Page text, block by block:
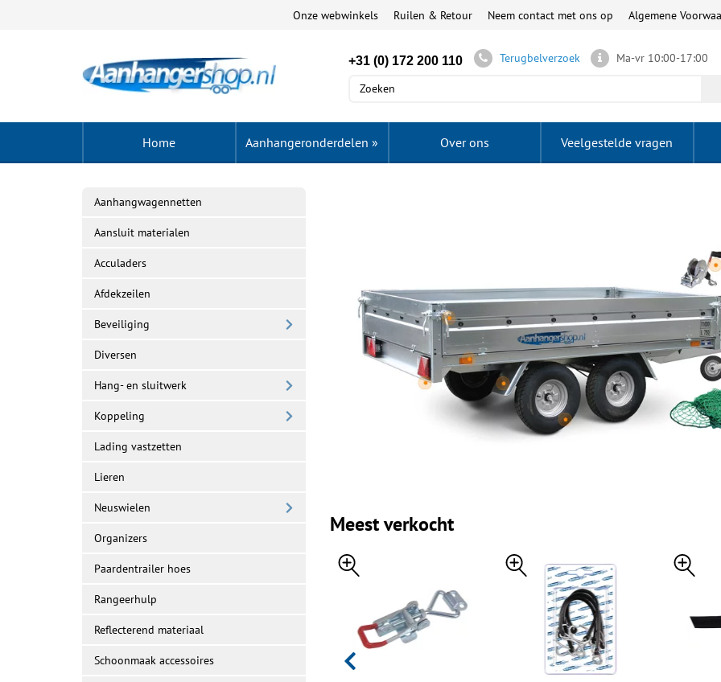
Onze webwinkels Ruilen & Retour Neem contact met ons op Algemene
+31 (0) 172 200 110 Terugbelverzoek Ma-vr 10:00-17:00
Home Aanhangeronderdelen » Over ons Veelgestelde vragen
Meest verkocht
Aanhangwagennetten
Aansluit materialen
Acculaders
Afdekzeilen
Beveiliging
Diversen
Hang- en sluitwerk
Koppeling
Lading vastzetten
Lieren
Neuswielen
Organizers
Paardentrailer hoes
Rangeerhulp
Reflecterend materiaal
Schoonmaak accessoires